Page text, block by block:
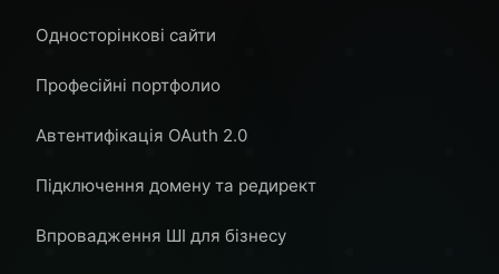
Односторінкові сайти
Професійні портфолио
Автентифікація OAuth 2.0
Підключення домену та редирект
Впровадження ШІ для бізнесу